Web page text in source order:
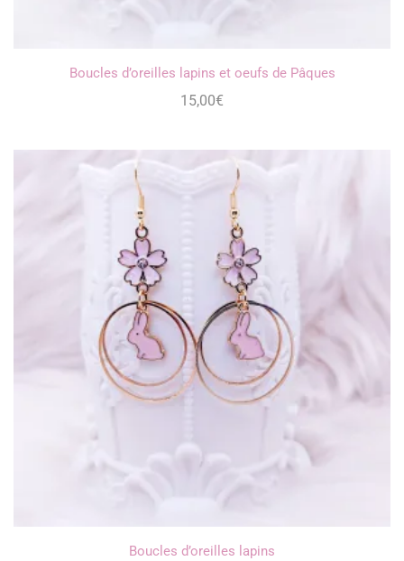
Boucles d’oreilles lapins et oeufs de Pâques
15,00€
Boucles d’oreilles lapins